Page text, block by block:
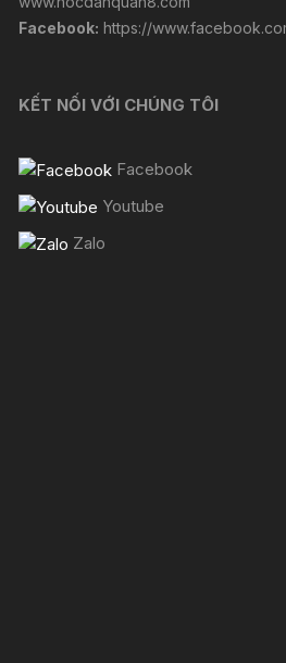
Facebook: https://
KẾT NỐI VỚI CHÚNG TÔI
Facebook
Youtube
Zalo